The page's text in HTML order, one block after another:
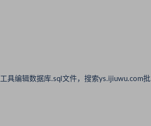
具编辑数据库.sql文件，搜索ys.ijiuwu.com批